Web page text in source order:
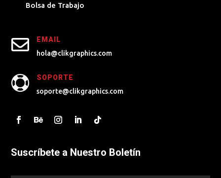
Bolsa de Trabajo

EMAIL
hola@clikgraphics.com

SOPORTE
soporte@clikgraphics.com
Suscríbete a Nuestro Boletín